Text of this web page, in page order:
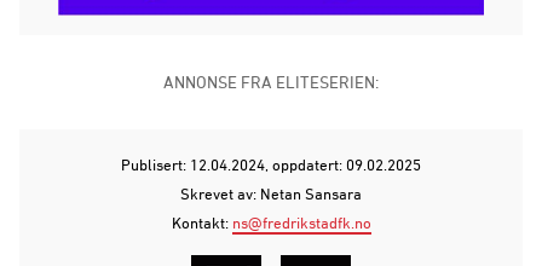
ANNONSE FRA ELITESERIEN:
Publisert: 12.04.2024, oppdatert: 09.02.2025
Skrevet av: Netan Sansara
Kontakt: ns@fredrikstadfk.no